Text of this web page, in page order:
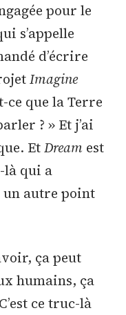
pour le
s’appelle
d’écrire
Imagine
ce que la Terre
? » Et j’ai
EtDream est
là qui a
un autre point
ça peut
humains, ça
ce truc-là